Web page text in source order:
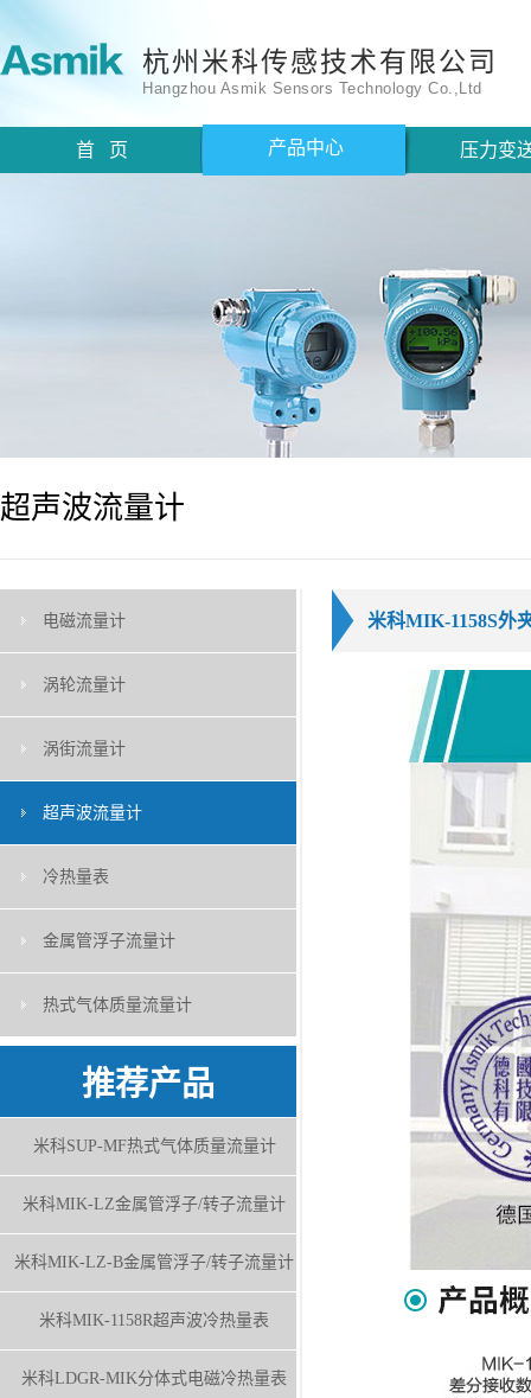
杭州米科传感技术有限公司
Hangzhou Asmik Sensors Technology Co.,Ltd
首 页 产品中心 压力变
超声波流量计
电磁流量计
涡轮流量计
涡街流量计
超声波流量计
冷热量表
金属管浮子流量计
热式气体质量流量计
推荐产品
米科SUP-MF热式气体质量流量计
米科MIK-LZ金属管浮子/转子流量计
米科MIK-LZ-B金属管浮子/转子流量计
米科MIK-1158R超声波冷热量表
米科LDGR-MIK分体式电磁冷热量表
米科MIK-1158S外